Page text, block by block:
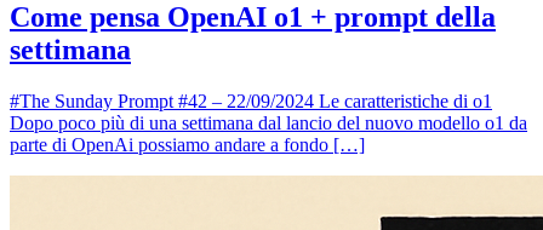
Come pensa OpenAI o1 + prompt della
settimana
#The Sunday Prompt #42 – 22/09/2024 Le caratteristiche di o1
Dopo poco più di una settimana dal lancio del nuovo modello o1 da
parte di OpenAi possiamo andare a fondo […]